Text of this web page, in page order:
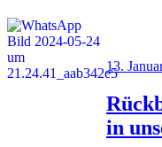
am
13.
in